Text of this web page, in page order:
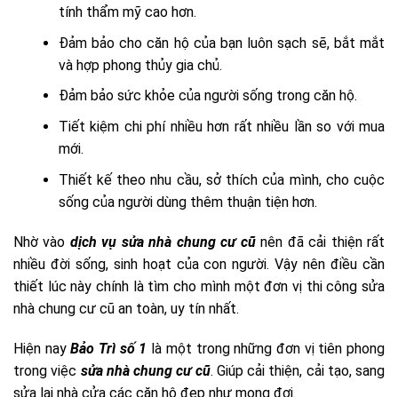
tính thẩm mỹ cao hơn.
Đảm bảo cho căn hộ của bạn luôn sạch sẽ, bắt mắt
và hợp phong thủy gia chủ.
Đảm bảo sức khỏe của người sống trong căn hộ.
Tiết kiệm chi phí nhiều hơn rất nhiều lần so với mua
mới.
Thiết kế theo nhu cầu, sở thích của mình, cho cuộc
sống của người dùng thêm thuận tiện hơn.
Nhờ vào dịch vụ sửa nhà chung cư cũnên đã cải thiện rất
nhiều đời sống, sinh hoạt của con người. Vậy nên điều cần
thiết lúc này chính là tìm cho mình một đơn vị thi công sửa
nhà chung cư cũ an toàn, uy tín nhất.
Hiện nayBảo Trì số 1 là một trong những đơn vị tiên phong
trong việc sửa nhà chung cư cũ. Giúp cải thiện, cải tạo, sang
sửa lại nhà cửa các căn hộ đẹp như mong đợi.